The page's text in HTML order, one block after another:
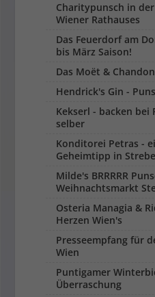
Charitypunsch in
Wiener Rathauses
Das Feuerdorf am
bis März Saison!
Das Moët &
Hendrick's Gin -
Kekserl - backen bei
selber
Konditorei Petras -
Geheimtipp in
Milde's BRRRRR
Weihnachtsmarkt
Osteria Managia &
Herzen Wien's
Presseempfang für
Wien
Puntigamer
Überraschung